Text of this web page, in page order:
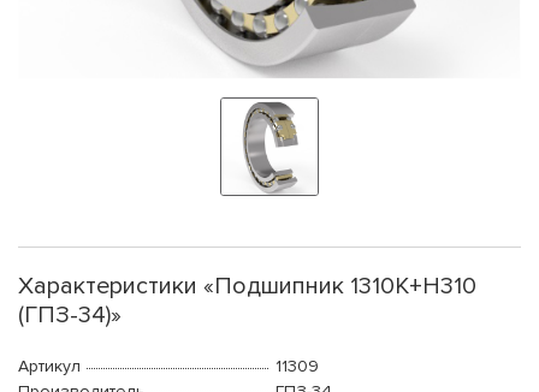
Характеристики «Подшипник 1310К+Н310
(ГПЗ-34)»
Артикул
11309